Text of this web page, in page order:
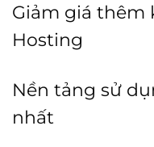
Giảm giá thêm
Hosting
Nền tảng sử
nhất